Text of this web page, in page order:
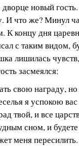
новый
И что же? Минул
концу дня
с таким видом,
лишилась
засмеялся:
свою награду,
я успокою
твой, и все
сном, и
меня пересилить.